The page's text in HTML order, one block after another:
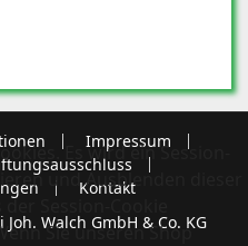
Impressum
Kontakt
Walch GmbH & Co. KG
Es wird ein Session-
und Ausblenden dieser
Session-Cookie
Sie unseren Shop